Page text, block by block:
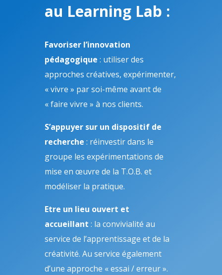
au Learning Lab :
Favoriser l’innovation
pédagogique : utiliser des
approches créatives, expérimenter,
« vivre » par soi-même avant de
« faire vivre » à nos clients.
S’appuyer sur un dispositif de
recherche : réinvestir dans le
groupe les expérimentations de
mise en œuvre de la T.O.B. et
modéliser la pratique.
Etre un lieu ouvert et
accueillant : la convivialité au
service de l’apprentissage et de la
créativité. Au service également
d’une approche « essai / erreur ».